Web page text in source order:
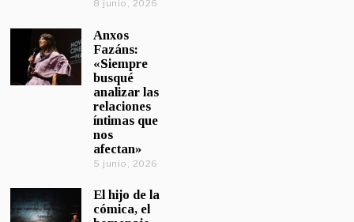
8 junio, 2026
Anxos
Fazáns:
«Siempre
busqué
analizar las
relaciones
íntimas que
nos
afectan»
5 junio, 2026
El hijo de la
cómica, el